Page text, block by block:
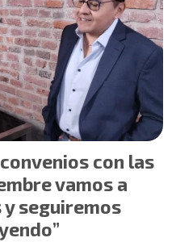
con las
vamos a
seguiremos